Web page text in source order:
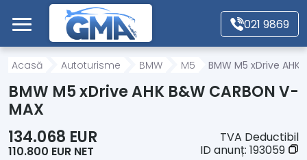
Mergi direct la conținutul principal
021 9869
Acasă
Autoturisme
Motociclete
Acasă Autoturisme BMW M5 BMW M5 xDrive AHK
BMW M5 xDrive AHK B&W CARBON V-
MAX
134.068 EUR
110.800 EUR NET
TVA Deductibil
ID anunț: 193059